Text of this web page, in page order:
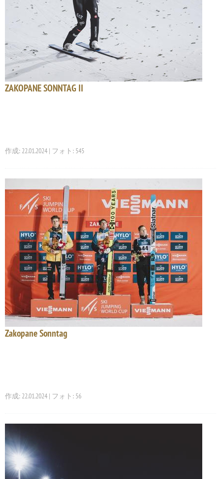
ZAKOPANE SONNTAG II
作成: 22.01.2024 | フォト: 545
Zakopane Sonntag
作成: 22.01.2024 | フォト: 56